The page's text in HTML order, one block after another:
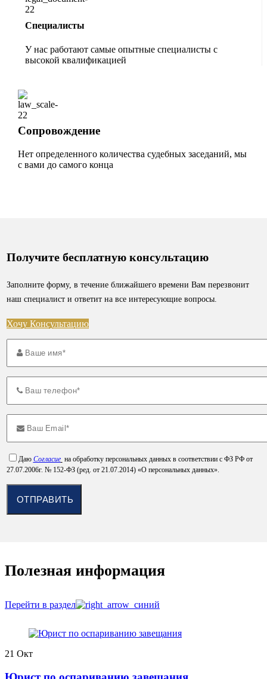
Специалисты
У нас работают самые опытные специалисты с
высокой квалификацией
Сопровождение
Нет определенного количества судебных заседаний, мы
с вами до самого конца
Получите бесплатную консультацию
Заполните форму, в течение ближайшего времени Вам перезвонит
наш специалист и ответит на все интересующие вопросы.
Хочу Консультацию
Даю Согласие на обработку персональных данных в соответствии с ФЗ РФ от
27.07.2006г. № 152-ФЗ (ред. от 21.07.2014) «О персональных данных».
Полезная информация
Перейти в раздел
21 Окт